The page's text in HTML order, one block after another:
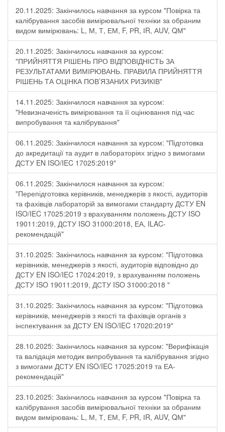
20.11.2025: Закінчилось навчання за курсом "Повірка та
калібрування засобів вимірювальної техніки за обраним
видом вимірювань: L, М, Т, ЕМ, F, РR, ІR, АUV, QМ"
20.11.2025: Закінчилось навчання за курсом:
"ПРИЙНЯТТЯ РІШЕНЬ ПРО ВІДПОВІДНІСТЬ ЗА
РЕЗУЛЬТАТАМИ ВИМІРЮВАНЬ. ПРАВИЛА ПРИЙНЯТТЯ
РІШЕНЬ ТА ОЦІНКА ПОВ’ЯЗАНИХ РИЗИКІВ"
14.11.2025: Закінчилося навчання за курсом:
"Невизначеність вимірювання та її оцінювання під час
випробування та калібрування"
06.11.2025: Закінчилося навчання за курсом: "Підготовка
до акредитації та аудит в лабораторіях згідно з вимогами
ДСТУ EN ISO/IEC 17025:2019"
06.11.2025: Закінчилося навчання за курсом:
"Перепідготовка керівників, менеджерів з якості, аудиторів
та фахівців лабораторій за вимогами стандарту ДСТУ EN
ISO/IEC 17025:2019 з врахуванням положень ДСТУ ISO
19011:2019, ДСТУ ISO 31000:2018, ЕА, ILAC-
рекомендацій"
31.10.2025: Закінчилось навчання за курсом: "Підготовка
керівників, менеджерів з якості, аудиторів відповідно до
ДСТУ EN ISO/IEC 17024:2019, з врахуванням положень
ДСТУ ISO 19011:2019, ДСТУ ISO 31000:2018 "
31.10.2025: Закінчилось навчання за курсом: "Підготовка
керівників, менеджерів з якості та фахівців органів з
інспектування за ДСТУ EN ISO/IEC 17020:2019"
28.10.2025: Закінчилось навчання за курсом: "Верифікація
та валідація методик випробування та калібрування згідно
з вимогами ДСТУ EN ISO/IEC 17025:2019 та ЕА-
рекомендацій"
23.10.2025: Закінчилось навчання за курсом "Повірка та
калібрування засобів вимірювальної техніки за обраним
видом вимірювань: L, М, Т, ЕМ, F, РR, ІR, АUV, QМ"